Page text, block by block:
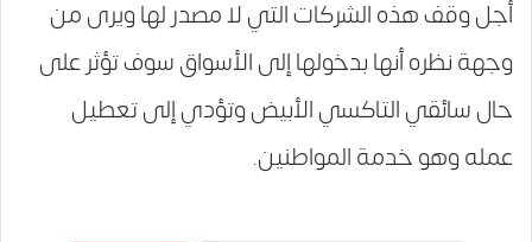
أجل وقف هذه الشركات التي لا مصدر لها ويرى من
وجهة نظره أنها بدخولها إلى الأسواق سوف تؤثر على
حال سائقي التاكسي الأبيض وتؤدي إلى تعطيل
عمله وهو خدمة المواطنين.